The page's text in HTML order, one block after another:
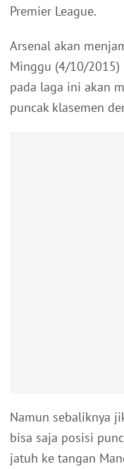
Premier League.
Arsenal akan
Minggu (4/10/2015)
pada laga ini akan
puncak klasemen
Namun sebaliknya
bisa saja posisi
jatuh ke tangan